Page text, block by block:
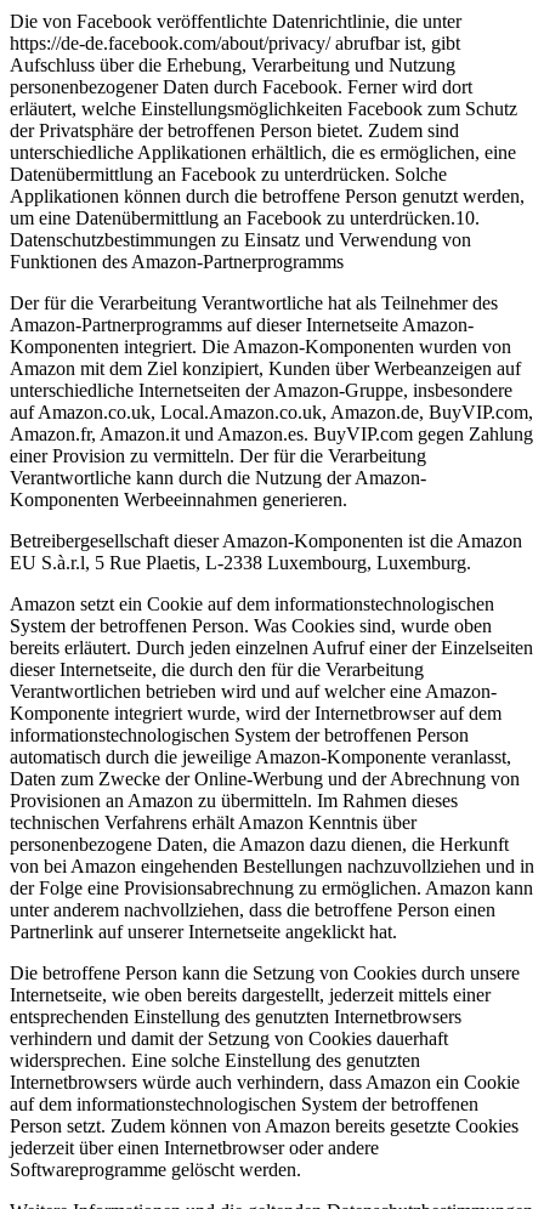
Die von Facebook veröffentlichte Datenrichtlinie, die unter
https://de-de.facebook.com/about/privacy/ abrufbar ist, gibt
Aufschluss über die Erhebung, Verarbeitung und Nutzung
personenbezogener Daten durch Facebook. Ferner wird dort
erläutert, welche Einstellungsmöglichkeiten Facebook zum Schutz
der Privatsphäre der betroffenen Person bietet. Zudem sind
unterschiedliche Applikationen erhältlich, die es ermöglichen, eine
Datenübermittlung an Facebook zu unterdrücken. Solche
Applikationen können durch die betroffene Person genutzt werden,
um eine Datenübermittlung an Facebook zu unterdrücken.10.
Datenschutzbestimmungen zu Einsatz und Verwendung von
Funktionen des Amazon-Partnerprogramms
Der für die Verarbeitung Verantwortliche hat als Teilnehmer des
Amazon-Partnerprogramms auf dieser Internetseite Amazon-
Komponenten integriert. Die Amazon-Komponenten wurden von
Amazon mit dem Ziel konzipiert, Kunden über Werbeanzeigen auf
unterschiedliche Internetseiten der Amazon-Gruppe, insbesondere
auf Amazon.co.uk, Local.Amazon.co.uk, Amazon.de, BuyVIP.com,
Amazon.fr, Amazon.it und Amazon.es. BuyVIP.com gegen Zahlung
einer Provision zu vermitteln. Der für die Verarbeitung
Verantwortliche kann durch die Nutzung der Amazon-
Komponenten Werbeeinnahmen generieren.
Betreibergesellschaft dieser Amazon-Komponenten ist die Amazon
EU S.à.r.l, 5 Rue Plaetis, L-2338 Luxembourg, Luxemburg.
Amazon setzt ein Cookie auf dem informationstechnologischen
System der betroffenen Person. Was Cookies sind, wurde oben
bereits erläutert. Durch jeden einzelnen Aufruf einer der Einzelseiten
dieser Internetseite, die durch den für die Verarbeitung
Verantwortlichen betrieben wird und auf welcher eine Amazon-
Komponente integriert wurde, wird der Internetbrowser auf dem
informationstechnologischen System der betroffenen Person
automatisch durch die jeweilige Amazon-Komponente veranlasst,
Daten zum Zwecke der Online-Werbung und der Abrechnung von
Provisionen an Amazon zu übermitteln. Im Rahmen dieses
technischen Verfahrens erhält Amazon Kenntnis über
personenbezogene Daten, die Amazon dazu dienen, die Herkunft
von bei Amazon eingehenden Bestellungen nachzuvollziehen und in
der Folge eine Provisionsabrechnung zu ermöglichen. Amazon kann
unter anderem nachvollziehen, dass die betroffene Person einen
Partnerlink auf unserer Internetseite angeklickt hat.
Die betroffene Person kann die Setzung von Cookies durch unsere
Internetseite, wie oben bereits dargestellt, jederzeit mittels einer
entsprechenden Einstellung des genutzten Internetbrowsers
verhindern und damit der Setzung von Cookies dauerhaft
widersprechen. Eine solche Einstellung des genutzten
Internetbrowsers würde auch verhindern, dass Amazon ein Cookie
auf dem informationstechnologischen System der betroffenen
Person setzt. Zudem können von Amazon bereits gesetzte Cookies
jederzeit über einen Internetbrowser oder andere
Softwareprogramme gelöscht werden.